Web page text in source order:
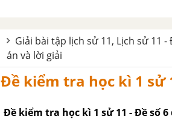
Giải bài tập lịch sử 11, Lịch sử 11
án và lời giải
Đề kiểm tra học kì 1 sử
Đề kiểm tra học kì 1 sử 11 - Đề số